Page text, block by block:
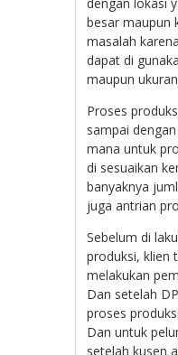
besar maupun
masalah karena
dapat di
maupun
Proses
sampai
mana untuk
di sesuaikan
banyaknya
juga antrian
Sebelum di
produksi, klien
melakukan
Dan setelah
proses
Dan untuk
setelah kusen